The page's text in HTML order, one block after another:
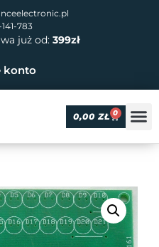
konto
już od: 399zł
141-783
0,00 ZŁ 0